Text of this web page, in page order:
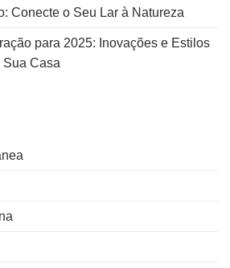
Conecte o Seu Lar à Natureza
para 2025: Inovações e Estilos
Sua Casa